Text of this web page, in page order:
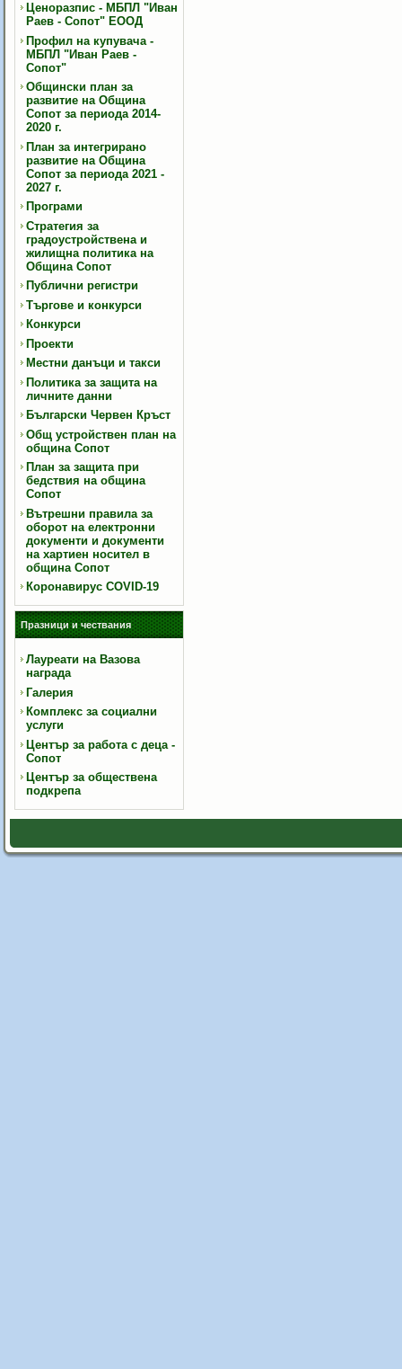
Ценоразпис - МБПЛ "Иван
Раев - Сопот" ЕООД
Профил на купувача -
МБПЛ "Иван Раев -
Сопот"
Общински план за
развитие на Община
Сопот за периода 2014-
2020 г.
План за интегрирано
развитие на Община
Сопот за периода 2021 -
2027 г.
Програми
Стратегия за
градоустройствена и
жилищна политика на
Община Сопот
Публични регистри
Търгове и конкурси
Конкурси
Проекти
Местни данъци и такси
Политика за защита на
личните данни
Български Червен Кръст
Общ устройствен план на
община Сопот
План за защита при
бедствия на община
Сопот
Вътрешни правила за
оборот на електронни
документи и документи
на хартиен носител в
община Сопот
Коронавирус COVID-19
Празници и чествания
Лауреати на Вазова
награда
Галерия
Комплекс за социални
услуги
Център за работа с деца -
Сопот
Център за обществена
подкрепа